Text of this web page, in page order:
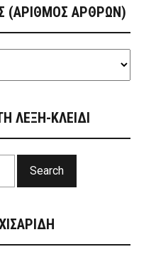
(ΑΡΙΘΜΟΣ ΑΡΘΡΩΝ)
ΛΕΞΗ-ΚΛΕΙΔΙ
Search